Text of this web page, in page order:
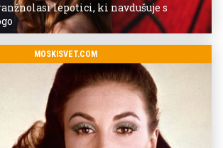
lepotici, ki navdušuje s
MOSKISVET.COM